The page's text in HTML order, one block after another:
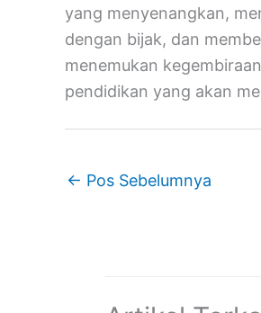
yang menyenangkan,
dengan bijak, dan
menemukan
pendidikan yang akan
← Pos Sebelumnya